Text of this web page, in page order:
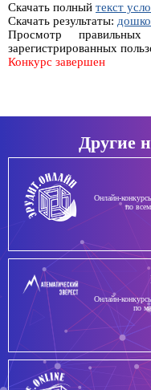
Скачать полный текст
Скачать результаты:
Просмотр
зарегистрированных
Конкурс завершен
Другие
Онлайн-
по
Онлайн-
по